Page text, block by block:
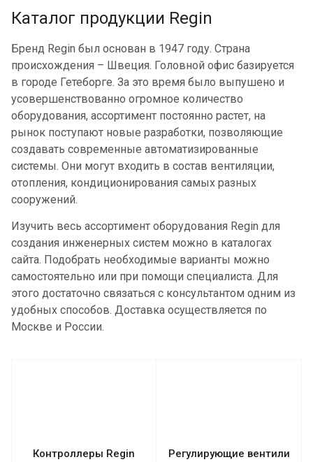
Каталог продукции Regin
Бренд Regin был основан в 1947 году. Страна
происхождения – Швеция. Головной офис базируется
в городе Гетеборге. За это время было выпушено и
усовершенствованно огромное количество
оборудования, ассортимент постоянно растет, на
рынок поступают новые разработки, позволяющие
создавать современные автоматизированные
системы. Они могут входить в состав вентиляции,
отопления, кондиционирования самых разных
сооружений.
Изучить весь ассортимент оборудования Regin для
создания инженерных систем можно в каталогах
сайта. Подобрать необходимые варианты можно
самостоятельно или при помощи специалиста. Для
этого достаточно связаться с консультантом одним из
удобных способов. Доставка осуществляется по
Москве и России.
Контроллеры Regin
Регулирующие вентили